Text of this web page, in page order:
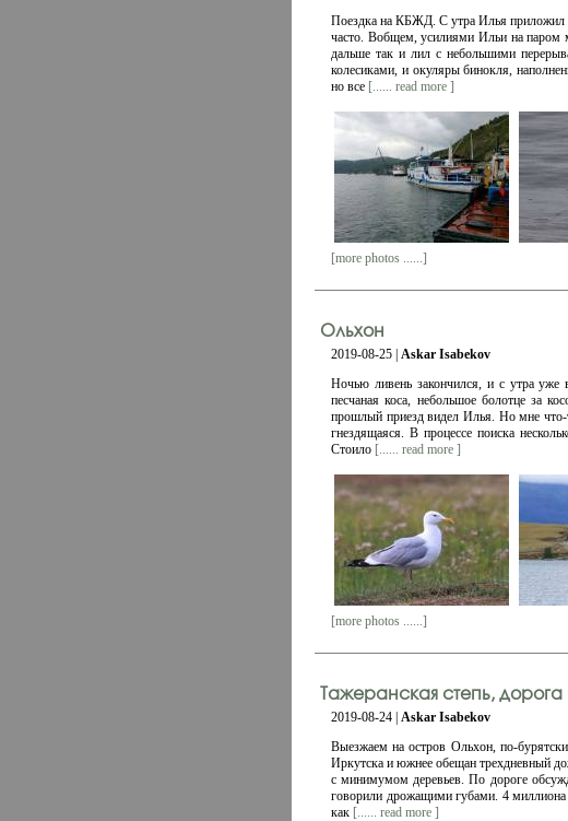
Поездка на КБЖД. С утра Илья приложил
часто. Вобщем, усилиями Ильи на паром
дальше так и лил с небольшими
колесиками, и окуляры бинокля,
но все [...... read more ]
[more photos ......]
Ольхон
2019-08-25 | Askar Isabekov
Ночью ливень закончился, и с утра уже
песчаная коса, небольшое болотце за
прошлый приезд видел Илья. Но мне что-
гнездящаяся. В процессе поиска
Стоило [...... read more ]
[more photos ......]
Тажеранская степь,
2019-08-24 | Askar Isabekov
Выезжаем на остров Ольхон, по-
Иркутска и южнее обещан трехдневный
с минимумом деревьев. По дороге
говорили дрожащими губами. 4 миллиона
как [...... read more ]